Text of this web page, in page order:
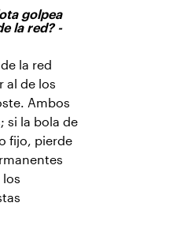
golpea
la red? -
la red
al de los
Ambos
si la bola de
fijo, pierde
los